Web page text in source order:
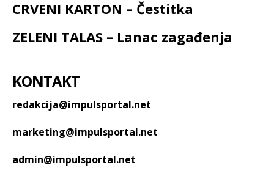
CRVENI KARTON – Čestitka
ZELENI TALAS – Lanac zagađenja
KONTAKT
redakcija@impulsportal.net
marketing@impulsportal.net
admin@impulsportal.net